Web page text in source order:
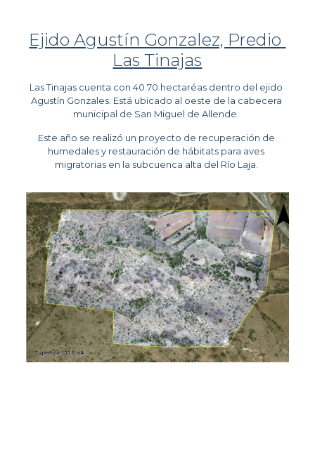
Ejido Agustín Gonzalez, Predio
Las Tinajas
Las Tinajas cuenta con 40.70 hectaréas dentro del ejido
Agustín Gonzales. Está ubicado al oeste de la cabecera
municipal de San Miguel de Allende.
Este año se realizó un proyecto de recuperación de
humedales y restauración de hábitats para aves
migratorias en la subcuenca alta del Río Laja.